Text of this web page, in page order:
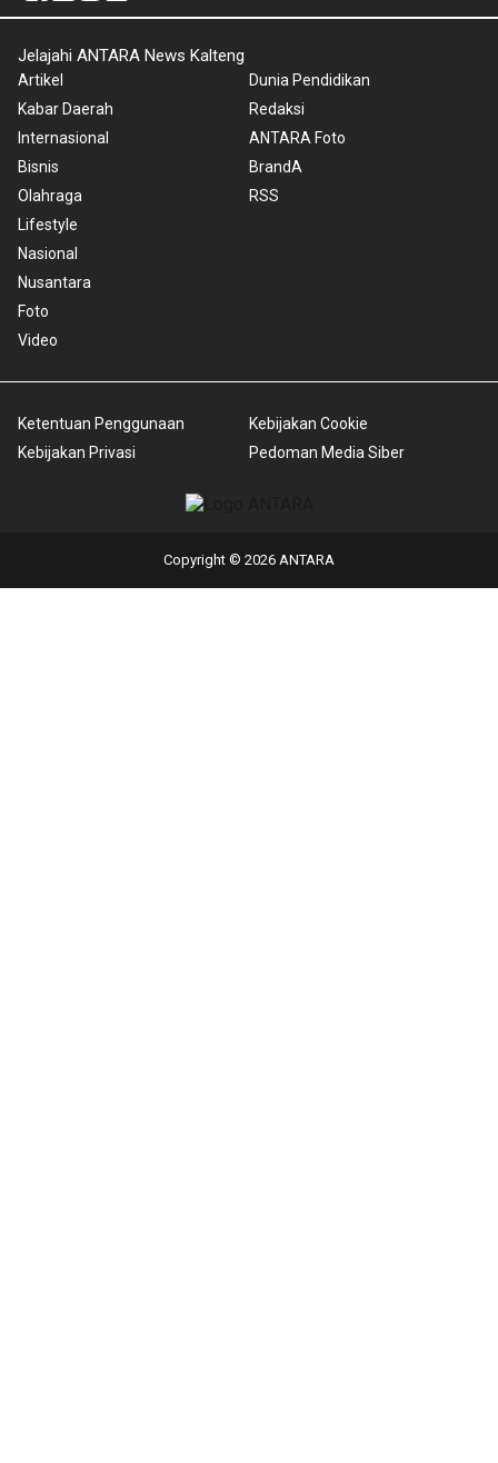
Jelajahi ANTARA News Kalteng
Artikel
Kabar Daerah
Internasional
Bisnis
Olahraga
Lifestyle
Nasional
Nusantara
Foto
Video
Dunia Pendidikan
Redaksi
ANTARA Foto
BrandA
RSS
Ketentuan Penggunaan
Kebijakan Privasi
Kebijakan Cookie
Pedoman Media Siber
Copyright © 2026 ANTARA